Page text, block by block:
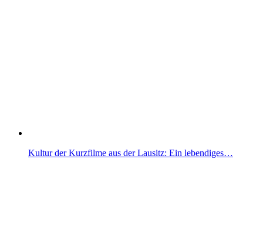
Kultur der Kurzfilme aus der Lausitz: Ein lebendiges…